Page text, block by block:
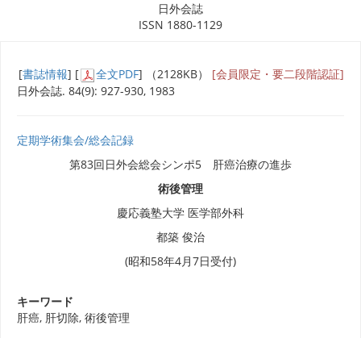
日外会誌
ISSN 1880-1129
[書誌情報] [ 全文PDF] （2128KB） [会員限定・要二段階認証]
日外会誌. 84(9): 927-930, 1983
定期学術集会/総会記録
第83回日外会総会シンポ5 肝癌治療の進歩
術後管理
慶応義塾大学 医学部外科
都築 俊治
(昭和58年4月7日受付)
キーワード
肝癌, 肝切除, 術後管理